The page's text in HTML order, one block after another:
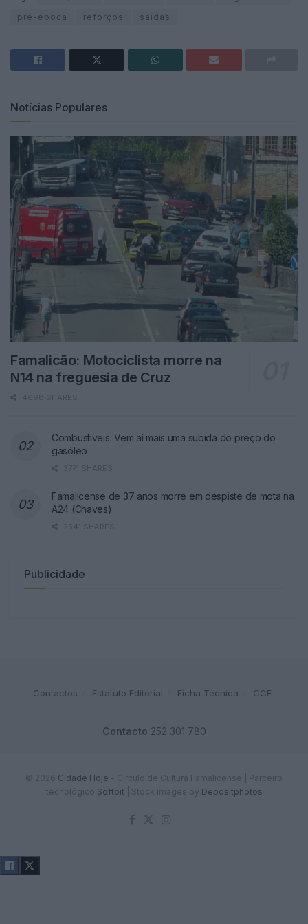
pré-época
reforços saídas
Notícias Populares
Famalicão: Motociclista morre na
N14 na freguesia de Cruz
4698 SHARES
Combustíveis: Vem aí mais uma subida do preço do
gasóleo
3771 SHARES
Famalicense de 37 anos morre em despiste de mota na
A24 (Chaves)
2541 SHARES
Publicidade
Contactos Estatuto Editorial Ficha Técnica CCF
Contacto 252 301 780
© 2026 Cidade Hoje - Circulo de Cultura Famalicense | Parceiro
tecnológico Softbit Stock images by Depositphotos